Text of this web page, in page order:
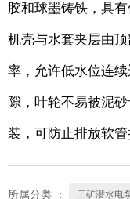
胶和球墨铸铁，具
机壳与水套夹层由
率，允许低水位连
隙，叶轮不易被泥
装，可防止排放软管
所属分类 ： 工矿潜水电